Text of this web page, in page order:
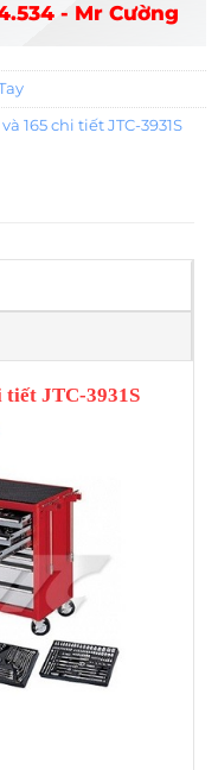
- Mr Cường
165 chi tiết JTC-3931S
tiết JTC-3931S